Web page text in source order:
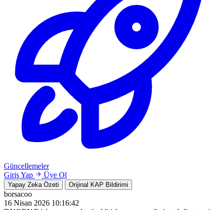
Güncellemeler
Giriş Yap
Üye Ol
Yapay Zeka Özeti Orijinal KAP Bildirimi
borsacoo
16 Nisan 2026 10:16:42